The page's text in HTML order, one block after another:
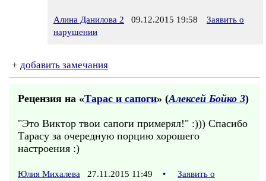
Алина Данилова 2 09.12.2015 19:58
Заявить о
нарушении
+ добавить замечания
Рецензия на «Тарас и сапоги» (Алексей Бойко 3)
"Это Виктор твои сапоги примерял!" :))) Спасибо
Тарасу за очередную порцию хорошего
настроения :)
Юлия Михалева 27.11.2015 11:49 •
Заявить о